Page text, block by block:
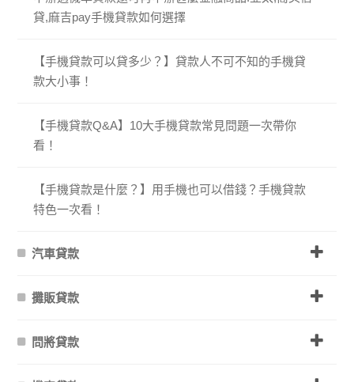
貸,麻吉pay手機貸款如何選擇
【手機貸款可以貸多少？】貸款人不可不知的手機貸
款大小事！
【手機貸款Q&A】10大手機貸款常見問題一次帶你
看！
【手機貸款是什麼？】用手機也可以借錢？手機貸款
特色一次看！
汽車貸款
攤販貸款
問將貸款